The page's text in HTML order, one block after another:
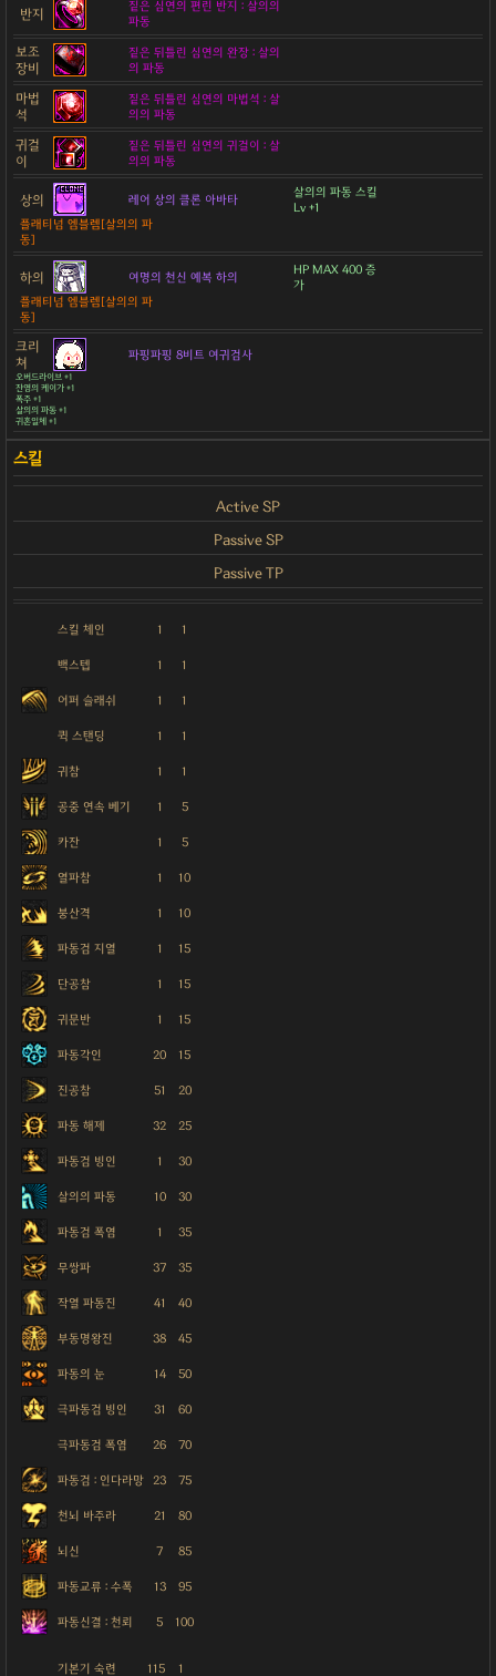
반지
짙은 심연의 편린 반지 : 살의의
파동
보조
장비
짙은 뒤틀린 심연의 완장 : 살의
의 파동
마법
석
짙은 뒤틀린 심연의 마법석 : 살
의의 파동
귀걸
이
짙은 뒤틀린 심연의 귀걸이 : 살
의의 파동
상의 레어 상의 클론 아바타
살의의 파동 스킬
Lv +1
플래티넘 엠블렘[살의의 파
동]
하의 여명의 천신 예복 하의
HP MAX 400 증
가
플래티넘 엠블렘[살의의 파
동]
크리
쳐
파핑파핑 8비트 여귀검사
오버드라이브 +1
잔영의 케이가 +1
폭주 +1
살의의 파동 +1
귀혼일체 +1
Active SP
Passive SP
Passive TP
스킬 체인 1 1
백스텝 1 1
어퍼 슬래쉬 1 1
퀵 스탠딩 1 1
귀참 1 1
공중 연속 베기 1 5
카잔 1 5
열파참 1 10
붕산격 1 10
파동검 지열 1 15
단공참 1 15
귀문반 1 15
파동각인 20 15
진공참 51 20
파동 해제 32 25
파동검 빙인 1 30
살의의 파동 10 30
파동검 폭염 1 35
무쌍파 37 35
작열 파동진 41 40
부동명왕진 38 45
파동의 눈 14 50
극파동검 빙인 31 60
극파동검 폭염 26 70
파동검 : 인다라망 23 75
천뇌 바주라 21 80
뇌신 7 85
파동교류 : 수폭 13 95
파동신결 : 천뢰 5 100
기본기 숙련 115 1